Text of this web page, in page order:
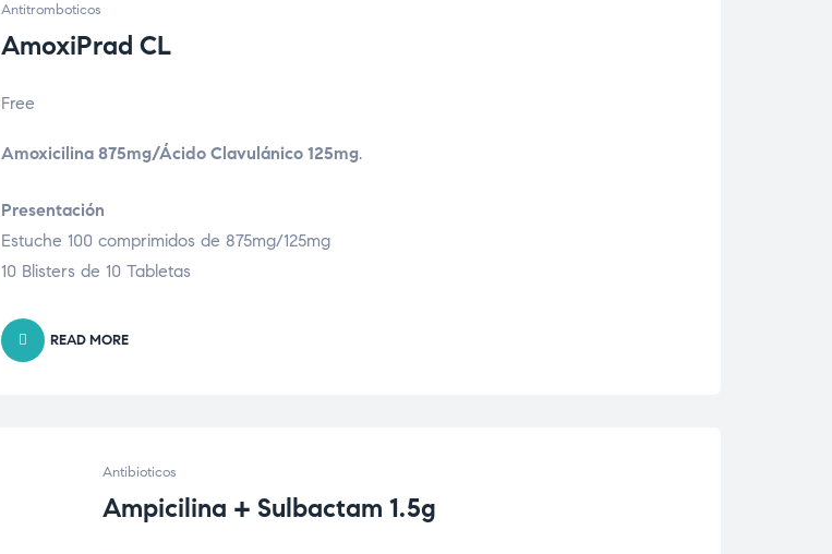
Antitromboticos
AmoxiPrad CL
Free
Amoxicilina 875mg/Ácido Clavulánico 125mg.
Presentación
Estuche 100 comprimidos de 875mg/125mg
10 Blisters de 10 Tabletas
READ MORE
Antibioticos
Ampicilina + Sulbactam 1.5g